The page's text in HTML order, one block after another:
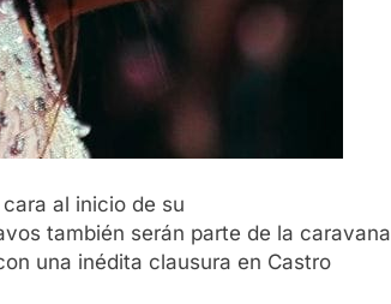
al inicio de su
también serán parte de la caravana
una inédita clausura en Castro